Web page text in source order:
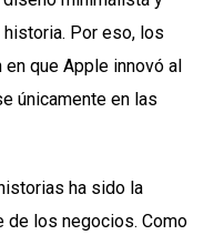
historia. Por eso, los
que Apple innovó al
únicamente en las
ha sido la
de los negocios. Como